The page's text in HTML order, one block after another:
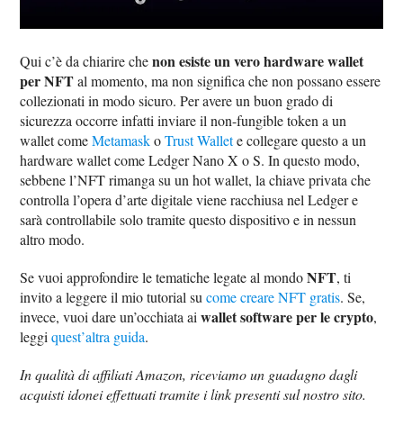
Qui c’è da chiarire chenon esiste un vero hardware wallet
per NFTal momento, ma non significa che non possano essere
collezionati in modo sicuro. Per avere un buon grado di
sicurezza occorre infatti inviare il non-fungible token a un
wallet comeMetamaskoTrust Wallete collegare questo a un
hardware wallet come Ledger Nano X o S. In questo modo,
sebbene l’NFT rimanga su un hot wallet, la chiave privata che
controlla l’opera d’arte digitale viene racchiusa nel Ledger e
sarà controllabile solo tramite questo dispositivo e in nessun
altro modo.
Se vuoi approfondire le tematiche legate al mondoNFT, ti
invito a leggere il mio tutorial sucome creare NFT gratis. Se,
invece, vuoi dare un’occhiata aiwallet software per le crypto,
leggiquest’altra guida.
In qualità di affiliati Amazon, riceviamo un guadagno dagli
acquisti idonei effettuati tramite i link presenti sul nostro sito.